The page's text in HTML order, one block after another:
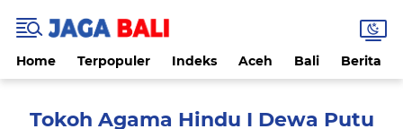
Home Terpopuler Indeks Aceh Bali Berita
Tokoh Agama Hindu I Dewa Putu